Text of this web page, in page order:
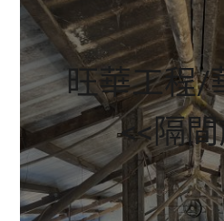
旺華工程/
<<隔